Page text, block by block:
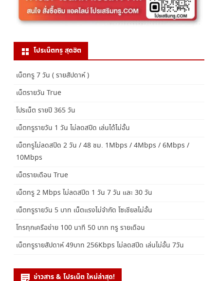
โปรเน็ตทรู สุดฮิต
เน็ตทรู 7 วัน ( รายสัปดาห์ )
เน็ตรายวัน True
โปรเน็ต รายปี 365 วัน
เน็ตทรูรายวัน 1 วัน ไม่ลดสปีด เล่นได้ไม่อั้น
เน็ตทรูไม่ลดสปีด 2 วัน / 48 ชม. 1Mbps / 4Mbps / 6Mbps /
10Mbps
เน็ตรายเดือน True
เน็ตทรู 2 Mbps ไม่ลดสปีด 1 วัน 7 วัน และ 30 วัน
เน็ตทรูรายวัน 5 บาท เน็ตแรงไม่จำกัด โซเชียลไม่อั้น
โทรทุกเครือข่าย 100 นาที 50 บาท ทรู รายเดือน
เน็ตทรูรายสัปดาห์ 49บาท 256Kbps ไม่ลดสปีด เล่นไม่อั้น 7วัน
ข่าวสาร & โปรเน็ต ใหม่ล่าสุด!